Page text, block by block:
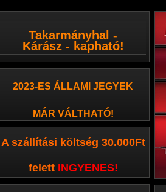
Takarmányhal -
Kárász - kapható!
2023-ES ÁLLAMI JEGYEK
MÁR VÁLTHATÓ!
A szállítási költség 30.000Ft
felett INGYENES!